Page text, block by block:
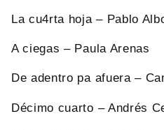
La cu4rta hoja – Pablo
A ciegas – Paula Arenas
De adentro pa afuera –
Décimo cuarto – Andrés